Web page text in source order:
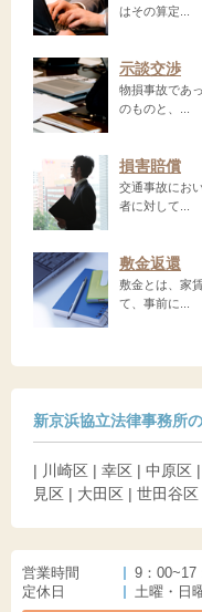
はその算定...
示談交渉
物損事故であ
のものと、...
損害賠償
交通事故にお
者に対して...
敷金返還
敷金とは、家
て、事前に...
新京浜協立法律事務所
| 川崎区 | 幸区 | 中原区
見区 | 大田区 | 世田谷区
営業時間
9：00~17
定休日
土曜・日